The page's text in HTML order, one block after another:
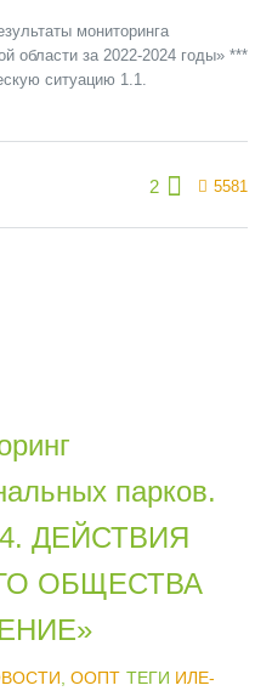
мониторинга
области за 2022-2024 годы» ***
ситуацию 1.1.
2 5581
парков.
4. ДЕЙСТВИЯ
ОБЩЕСТВА
ООПТ ТЕГИ ИЛЕ-